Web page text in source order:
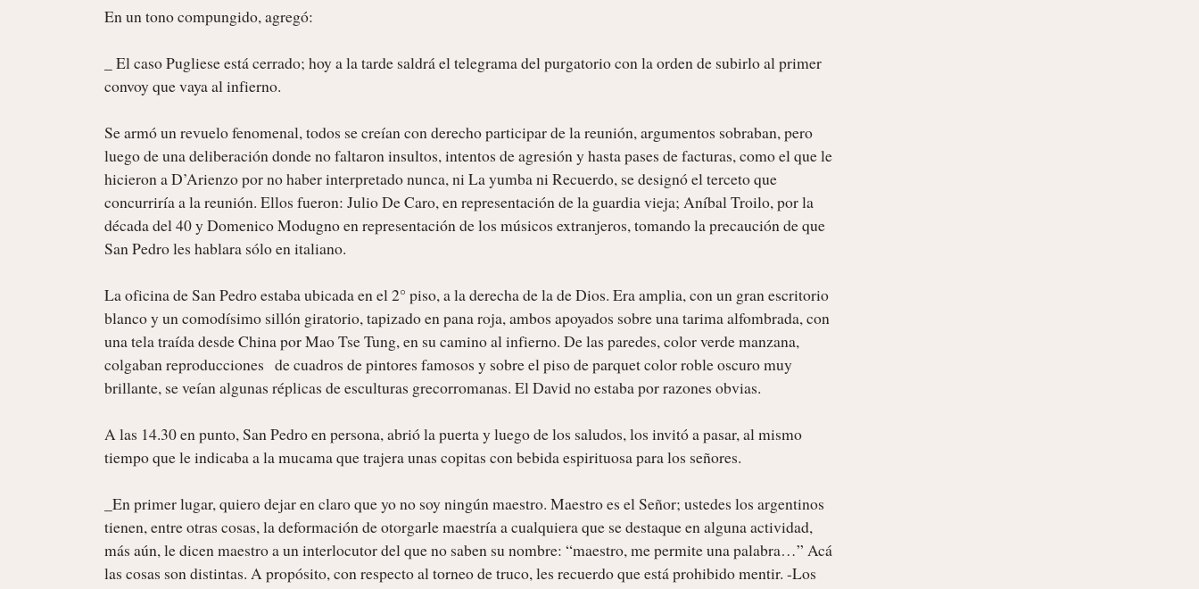
En un tono compungido, agregó:
_ El caso Pugliese está cerrado; hoy a la tarde saldrá el telegrama del purgatorio con la orden de subirlo al primer
convoy que vaya al infierno.
Se armó un revuelo fenomenal, todos se creían con derecho participar de la reunión, argumentos sobraban, pero
luego de una deliberación donde no faltaron insultos, intentos de agresión y hasta pases de facturas, como el que le
hicieron a D’Arienzo por no haber interpretado nunca, ni La yumba ni Recuerdo, se designó el terceto que
concurriría a la reunión. Ellos fueron: Julio De Caro, en representación de la guardia vieja; Aníbal Troilo, por la
década del 40 y Domenico Modugno en representación de los músicos extranjeros, tomando la precaución de que
San Pedro les hablara sólo en italiano.
La oficina de San Pedro estaba ubicada en el 2° piso, a la derecha de la de Dios. Era amplia, con un gran escritorio
blanco y un comodísimo sillón giratorio, tapizado en pana roja, ambos apoyados sobre una tarima alfombrada, con
una tela traída desde China por Mao Tse Tung, en su camino al infierno. De las paredes, color verde manzana,
colgaban reproducciones   de cuadros de pintores famosos y sobre el piso de parquet color roble oscuro muy
brillante, se veían algunas réplicas de esculturas grecorromanas. El David no estaba por razones obvias.
A las 14.30 en punto, San Pedro en persona, abrió la puerta y luego de los saludos, los invitó a pasar, al mismo
tiempo que le indicaba a la mucama que trajera unas copitas con bebida espirituosa para los señores.
_En primer lugar, quiero dejar en claro que yo no soy ningún maestro. Maestro es el Señor; ustedes los argentinos
tienen, entre otras cosas, la deformación de otorgarle maestría a cualquiera que se destaque en alguna actividad,
más aún, le dicen maestro a un interlocutor del que no saben su nombre: “maestro, me permite una palabra…” Acá
las cosas son distintas. A propósito, con respecto al torneo de truco, les recuerdo que está prohibido mentir. -Los